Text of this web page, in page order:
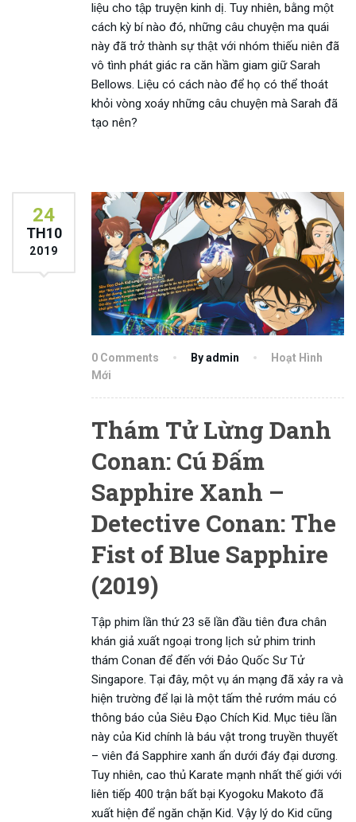
liệu cho tập truyện kinh dị. Tuy nhiên, bằng một
cách kỳ bí nào đó, những câu chuyện ma quái
này đã trở thành sự thật với nhóm thiếu niên đã
vô tình phát giác ra căn hầm giam giữ Sarah
Bellows. Liệu có cách nào để họ có thể thoát
khỏi vòng xoáy những câu chuyện mà Sarah đã
tạo nên?
24
TH10
2019
0 Comments By admin
Hoạt Hình
Mới
Thám Tử Lừng Danh
Conan: Cú Đấm
Sapphire Xanh –
Detective Conan: The
Fist of Blue Sapphire
(2019)
Tập phim lần thứ 23 sẽ lần đầu tiên đưa chân
khán giả xuất ngoại trong lịch sử phim trinh
thám Conan để đến với Đảo Quốc Sư Tử
Singapore. Tại đây, một vụ án mạng đã xảy ra và
hiện trường để lại là một tấm thẻ rướm máu có
thông báo của Siêu Đạo Chích Kid. Mục tiêu lần
này của Kid chính là báu vật trong truyền thuyết
– viên đá Sapphire xanh ẩn dưới đáy đại dương.
Tuy nhiên, cao thủ Karate mạnh nhất thế giới với
liên tiếp 400 trận bất bại Kyogoku Makoto đã
xuất hiện để ngăn chặn Kid. Vậy lý do Kid cũng